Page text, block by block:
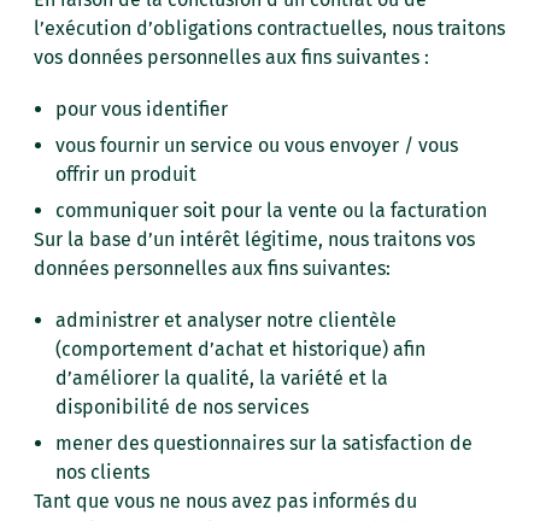
l’exécution d’obligations contractuelles, nous traitons
vos données personnelles aux fins suivantes :
pour vous identifier
vous fournir un service ou vous envoyer / vous
offrir un produit
communiquer soit pour la vente ou la facturation
Sur la base d’un intérêt légitime, nous traitons vos
données personnelles aux fins suivantes:
administrer et analyser notre clientèle
(comportement d’achat et historique) afin
d’améliorer la qualité, la variété et la
disponibilité de nos services
mener des questionnaires sur la satisfaction de
nos clients
Tant que vous ne nous avez pas informés du